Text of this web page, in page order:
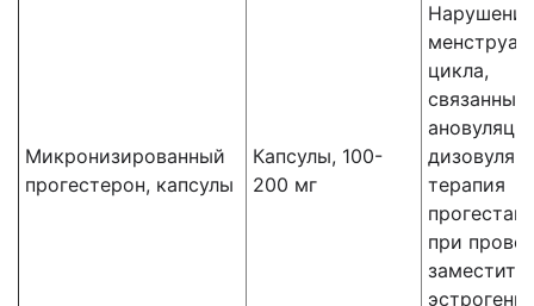
Микронизированный
прогестерон, капсулы
Капсулы, 100-
200 мг
Нарушения
цикла,
связанные
терапия
при